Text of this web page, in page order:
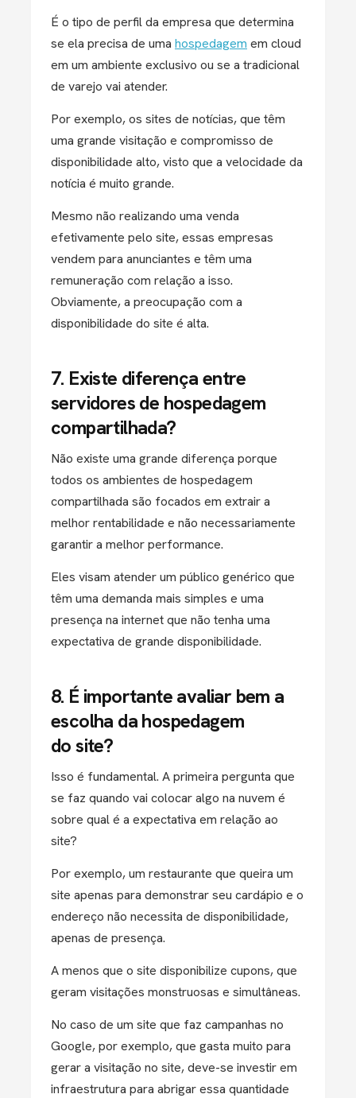
É o tipo de perfil da empresa que determina
se ela precisa de uma hospedagem em cloud
em um ambiente exclusivo ou se a tradicional
de varejo vai atender.
Por exemplo, os sites de notícias, que têm
uma grande visitação e compromisso de
disponibilidade alto, visto que a velocidade da
notícia é muito grande.
Mesmo não realizando uma venda
efetivamente pelo site, essas empresas
vendem para anunciantes e têm uma
remuneração com relação a isso.
Obviamente, a preocupação com a
disponibilidade do site é alta.
7. Existe diferença entre
servidores de hospedagem
compartilhada?
Não existe uma grande diferença porque
todos os ambientes de hospedagem
compartilhada são focados em extrair a
melhor rentabilidade e não necessariamente
garantir a melhor performance.
Eles visam atender um público genérico que
têm uma demanda mais simples e uma
presença na internet que não tenha uma
expectativa de grande disponibilidade.
8. É importante avaliar bem a
escolha da hospedagem
do site?
Isso é fundamental. A primeira pergunta que
se faz quando vai colocar algo na nuvem é
sobre qual é a expectativa em relação ao
site?
Por exemplo, um restaurante que queira um
site apenas para demonstrar seu cardápio e o
endereço não necessita de disponibilidade,
apenas de presença.
A menos que o site disponibilize cupons, que
geram visitações monstruosas e simultâneas.
No caso de um site que faz campanhas no
Google, por exemplo, que gasta muito para
gerar a visitação no site, deve-se investir em
infraestrutura para abrigar essa quantidade